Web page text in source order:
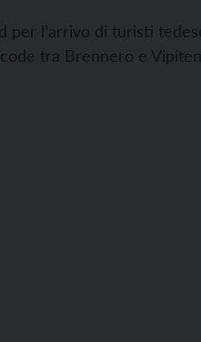
per l’arrivo di turisti
tra Brennero e